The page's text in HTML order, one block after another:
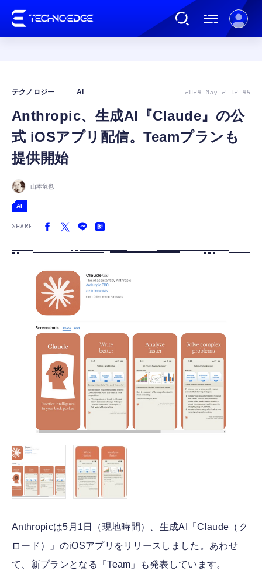
AI
カルチャー
FOLLOW US
Anthropic、生成AI『Claude』の公
式 iOSアプリ配信。Teamプランも
提供開始
テクノロジー AI 2024 May 2 12:48
山本竜也
AI
SHARE
Anthropicは5月1日（現地時間）、生成AI「Claude（ク
ロード）」のiOSアプリをリリースしました。あわせ
て、新プランとなる「Team」も発表しています。